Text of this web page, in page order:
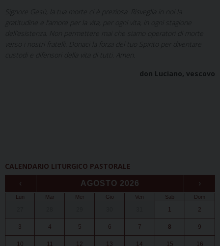
Signore Gesù, la tua morte ci è preziosa. Risveglia in noi la
dell’esistenza. Non permettere mai che siamo operatori di morte
don Luciano, vescovo
CALENDARIO LITURGICO PASTORALE
‹ AGOSTO 2026 ›
Lun Mar Mer Gio Ven Sab Dom
1 2
3 4 5 6 7 8 9
10 11 12 13 14 15 16